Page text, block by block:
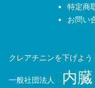
特定商
お問い
クレアチニンを下げよう
一般社団法人 内